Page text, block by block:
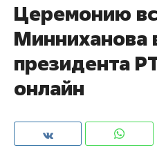
Церемонию
Минниханова
президента
онлайн